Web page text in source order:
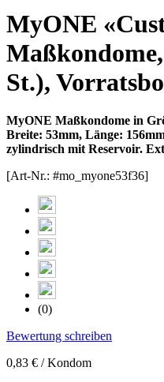
MyONE
St.),
MyONE Maßkondome in
Breite: 53mm, Länge:
zylindrisch mit Reservoir.
[Art-Nr.: #mo_myone53f36]
(0)
Bewertung schreiben
0,83 € / Kondom